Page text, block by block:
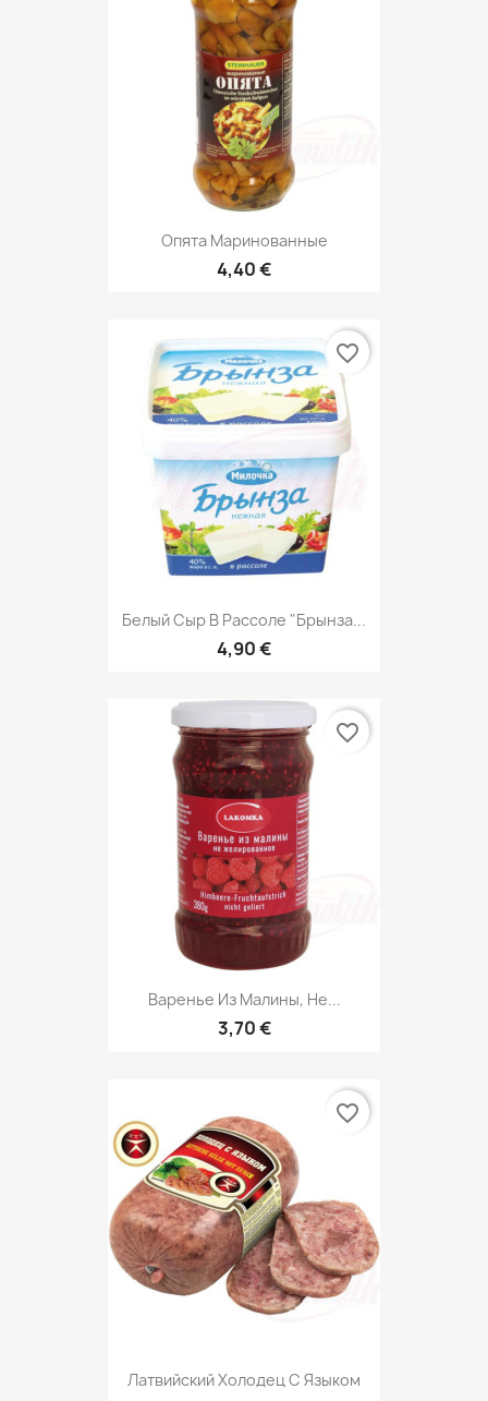
Опята Маринованные
4,40 €
Белый Сыр В Рассоле "Брынза...
4,90 €
favorite_border
Варенье Из Малины, Не...
3,70 €
favorite_border
Латвийский Холодец С Языком
favorite_border